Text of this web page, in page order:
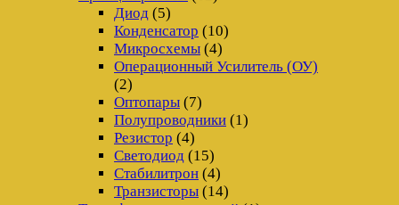
Диод (5)
Конденсатор (10)
Микросхемы (4)
Операционный Усилитель (ОУ)
(2)
Оптопары (7)
Полупроводники (1)
Резистор (4)
Светодиод (15)
Стабилитрон (4)
Транзисторы (14)